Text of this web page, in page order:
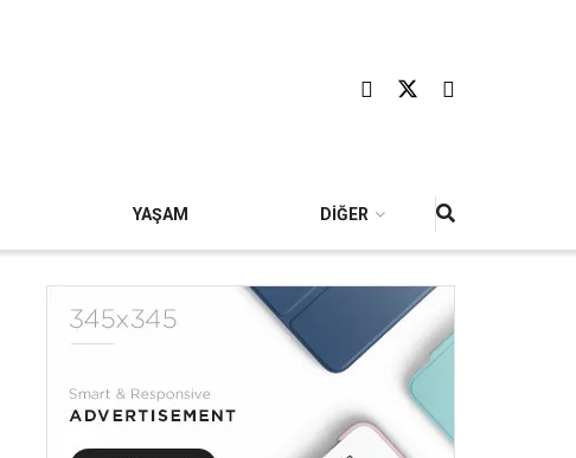
YAŞAM DİĞER